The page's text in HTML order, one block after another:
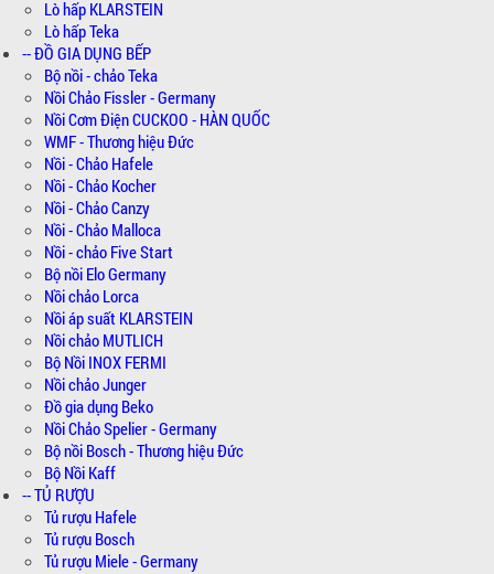
Lò hấp KLARSTEIN
Lò hấp Teka
-- ĐỒ GIA DỤNG BẾP
Bộ nồi - chảo Teka
Nồi Chảo Fissler - Germany
Nồi Cơm Điện CUCKOO - HÀN QUỐC
WMF - Thương hiệu Đức
Nồi - Chảo Hafele
Nồi - Chảo Kocher
Nồi - Chảo Canzy
Nồi - Chảo Malloca
Nồi - chảo Five Start
Bộ nồi Elo Germany
Nồi chảo Lorca
Nồi áp suất KLARSTEIN
Nồi chảo MUTLICH
Bộ Nồi INOX FERMI
Nồi chảo Junger
Đồ gia dụng Beko
Nồi Chảo Spelier - Germany
Bộ nồi Bosch - Thương hiệu Đức
Bộ Nồi Kaff
-- TỦ RƯỢU
Tủ rượu Hafele
Tủ rượu Bosch
Tủ rượu Miele - Germany